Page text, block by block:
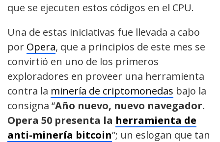
que se ejecuten estos códigos en el CPU.
Una de estas iniciativas fue llevada a cabo
por Opera, que a principios de este mes se
convirtió en uno de los primeros
exploradores en proveer una herramienta
contra la minería de criptomonedas bajo la
consigna “Año nuevo, nuevo navegador.
Opera 50 presenta la herramienta de
anti-minería bitcoin”; un eslogan que tan